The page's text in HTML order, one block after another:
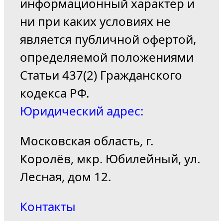
информационный характер и
ни при каких условиях не
является публичной офертой,
определяемой положениями
Статьи 437(2) Гражданского
кодекса РФ.
Юридический адрес:
Московская область, г.
Королёв, мкр. Юбилейный, ул.
Лесная, дом 12.
Контакты